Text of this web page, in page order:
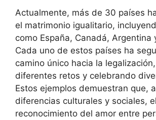
Actualmente, más de 30 países
el matrimonio igualitario,
como España, Canadá, Argentina
Cada uno de estos países ha
camino único hacia la
diferentes retos y celebrando
Estos ejemplos demuestran que,
diferencias culturales y sociales, el
reconocimiento del amor entre